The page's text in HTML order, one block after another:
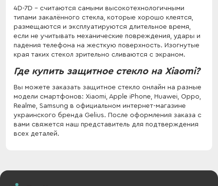
4D-7D - считаются самыми высокотехнологичными
типами закалённого стекла, которые хорошо клеятся,
размещаются и эксплуатируются длительное время,
если не учитывать механические повреждения, удары и
падения телефона на жесткую поверхность. Изогнутые
края таких стекол зрительно сливаются с экраном.
Где купить защитное стекло на Xiaomi?
Вы можете заказать защитное стекло онлайн на разные
модели смартфонов: Xiaomi, Apple iPhone, Huawei, Oppo,
Realme, Samsung в официальном интернет-магазине
украинского бренда Gelius. После оформления заказа с
вами свяжется наш представитель для подтверждения
всех деталей.